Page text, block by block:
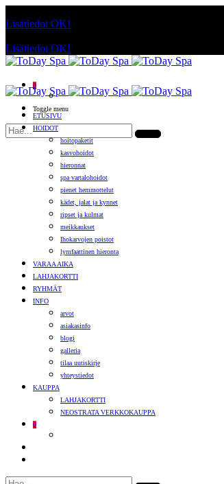
Lisätiedot OK!
Lisätiedot OK!
0
Toggle menu
ETUSIVU
HOIDOT
hoitopaketit
kasvohoidot
hieronnat
spa vartalohoidot
pienet hemmottelut
kädet, jalat ja kynnet
ripset ja kulmat
meikkaukset
Ihokarvojen poistot
lymfaattinen hieronta
VARAA AIKA
LAHJAKORTTI
RYHMÄT
INFO
arvot
asiakasinfo
blogi
galleria
tilaa uutiskirje
yhteystiedot
KAUPPA
LAHJAKORTTI
NEOSTRATA VERKKOKAUPPA
0